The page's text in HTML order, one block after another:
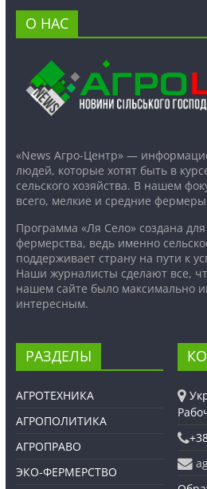
О НАС
«News Агро-Центр» —
людей, которые хотят быть в
сельского хозяйства. В нашем
всего, мелкие и средние
Программа «Ля Село» создана
фермерства, ведь именно
поддерживает страну на пути к
Наши журналисты сделают все,
нашем сайте было максимально
интересным.
РАЗДЕЛЫ
АГРОТЕХНИКА
АГРОПОЛИТИКА
АГРОПРАВО
ЭКО-ФЕРМЕРСТВО